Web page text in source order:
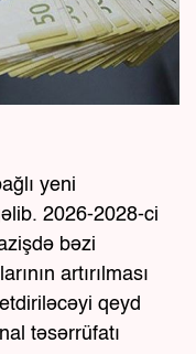
yeni
2026-2028-ci
bəzi
artırılması
qeyd
təsərrüfatı